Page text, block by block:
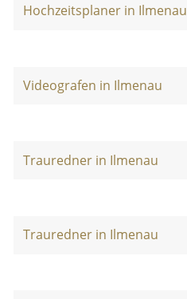
Hochzeitsplaner in Ilmenau
Videografen in Ilmenau
Trauredner in Ilmenau
Trauredner in Ilmenau